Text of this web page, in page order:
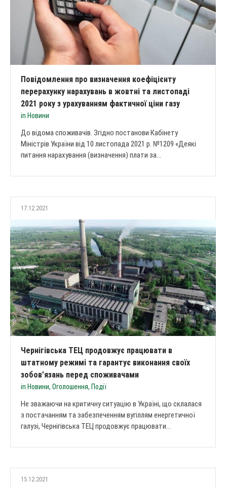
Повідомлення про визначення коефіцієнту
перерахунку нарахувань в жовтні та листопаді
2021 року з урахуванням фактичної ціни газу
in Новини
До відома споживачів. Згідно постанови Кабінету
Міністрів України від 10 листопада 2021 р. №1209 «Деякі
питання нарахування (визначення) плати за...
17.12.2021
Чернігівська ТЕЦ продовжує працювати в
штатному режимі та гарантує виконання своїх
зобов’язань перед споживачами
in Новини,Оголошення, Події
Не зважаючи на критичну ситуацію в Україні, що склалася
з постачанням та забезпеченням вугіллям енергетичної
галузі, Чернігівська ТЕЦ продовжує працювати...
15.12.2021